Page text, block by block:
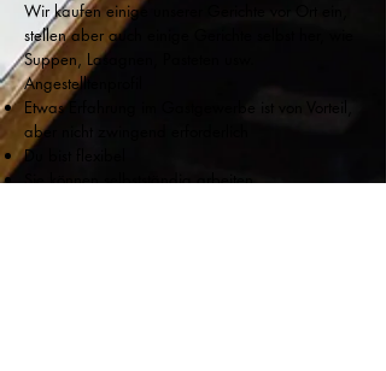
Wir kaufen einige unserer Gerichte vor Ort ein,
stellen aber auch einige Gerichte selbst her, wie
Suppen, Lasagnen, Pasteten usw.
Angestelltenprofil
Etwas Erfahrung im Gastgewerbe ist von Vorteil,
aber nicht zwingend erforderlich
Du bist flexibel
Sie können selbstständig arbeiten